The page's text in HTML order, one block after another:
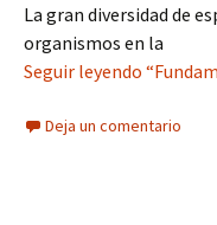
La gran diversidad de
organismos en la
Seguir leyendo
Deja un comentario